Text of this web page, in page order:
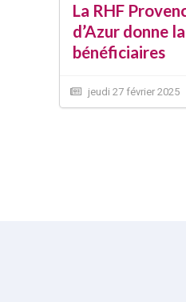
La RHF
d’Azur donne
bénéficiaires
jeudi 27 février 2025